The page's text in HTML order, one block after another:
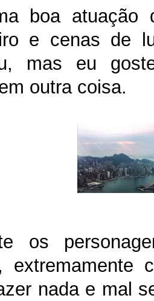
boa atuação
e cenas de
mas eu
outra coisa.
os
extremamente
nada e mal